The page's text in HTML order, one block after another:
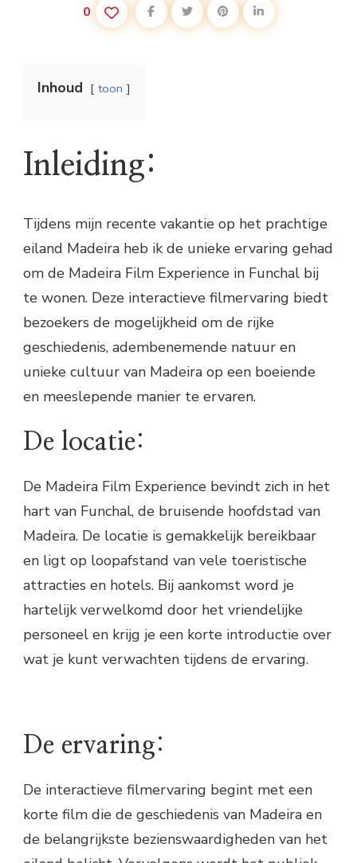
0
Inhoud toon
Inleiding:
Tijdens mijn recente vakantie op het prachtige
eiland Madeira heb ik de unieke ervaring gehad
om de Madeira Film Experience in Funchal bij
te wonen. Deze interactieve filmervaring biedt
bezoekers de mogelijkheid om de rijke
geschiedenis, adembenemende natuur en
unieke cultuur van Madeira op een boeiende
en meeslepende manier te ervaren.
De locatie:
De Madeira Film Experience bevindt zich in het
hart van Funchal, de bruisende hoofdstad van
Madeira. De locatie is gemakkelijk bereikbaar
en ligt op loopafstand van vele toeristische
attracties en hotels. Bij aankomst word je
hartelijk verwelkomd door het vriendelijke
personeel en krijg je een korte introductie over
wat je kunt verwachten tijdens de ervaring.
De ervaring:
De interactieve filmervaring begint met een
korte film die de geschiedenis van Madeira en
de belangrijkste bezienswaardigheden van het